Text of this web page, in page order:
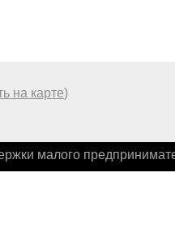
на карте)
малого